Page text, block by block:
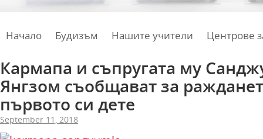
Начало Будизъм Нашите учители Центрове
Кармапа и съпругата му
Янгзом съобщават за
първото си дете
September 11, 2018